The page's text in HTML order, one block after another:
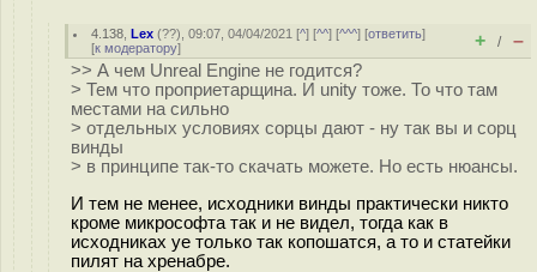
4.138 ,Lex (??), 09:07, 04/04/2021 [^] [^^] [^^^] [ответить]
[к модератору] + / –
>> А чем Unreal Engine не годится?
> Тем что проприетарщина. И unity тоже. То что там
местами на сильно
> отдельных условиях сорцы дают - ну так вы и сорц
винды
> в принципе так-то скачать можете. Но есть нюансы.
И тем не менее, исходники винды практически никто
кроме микрософта так и не видел, тогда как в
исходниках уе только так копошатся, а то и статейки
пилят на хренабре.